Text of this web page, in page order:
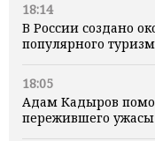
18:14
В России создано
популярного
18:05
Адам Кадыров
пережившего